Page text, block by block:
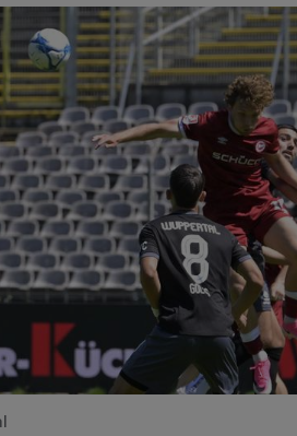
im Barmer Bahnhof und klare